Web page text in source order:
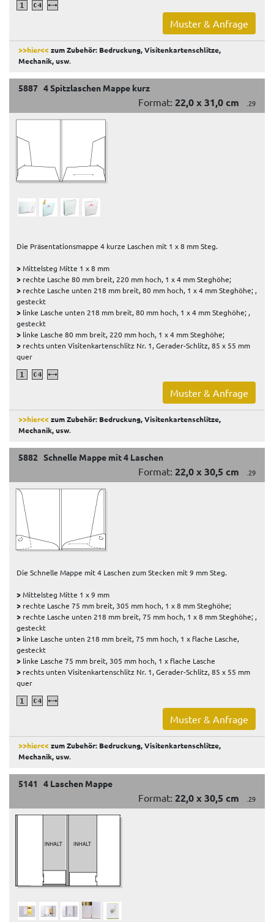
Muster & Anfrage
>>hier<<zum Zubehör: Bedruckung, Visitenkartenschlitze,
Mechanik, usw.
5887 4 Spitzlaschen Mappe kurz
Format: 22,0 x 31,0 cm .29
Die Präsentationsmappe 4 kurze Laschen mit 1 x 8 mm Steg.
>Mittelsteg Mitte 1 x 8 mm
> rechte Lasche 80 mm breit, 220 mm hoch, 1 x 4 mm Steghöhe;
> rechte Lasche unten 218 mm breit, 80 mm hoch, 1 x 4 mm Steghöhe; ,
gesteckt
> linke Lasche unten 218 mm breit, 80 mm hoch, 1 x 4 mm Steghöhe; ,
gesteckt
> linke Lasche 80 mm breit, 220 mm hoch, 1 x 4 mm Steghöhe;
> rechts unten Visitenkartenschlitz Nr. 1, Gerader-Schlitz, 85 x 55 mm
quer
Muster & Anfrage
>>hier<<zum Zubehör: Bedruckung, Visitenkartenschlitze,
Mechanik, usw.
5882 Schnelle Mappe mit 4 Laschen
Format: 22,0 x 30,5 cm .29
Die Schnelle Mappe mit 4 Laschen zum Stecken mit 9 mm Steg.
>Mittelsteg Mitte 1 x 9 mm
> rechte Lasche 75 mm breit, 305 mm hoch, 1 x 8 mm Steghöhe;
> rechte Lasche unten 218 mm breit, 75 mm hoch, 1 x 8 mm Steghöhe; ,
gesteckt
> linke Lasche unten 218 mm breit, 75 mm hoch, 1 x flache Lasche,
gesteckt
> linke Lasche 75 mm breit, 305 mm hoch, 1 x flache Lasche
> rechts unten Visitenkartenschlitz Nr. 1, Gerader-Schlitz, 85 x 55 mm
quer
Muster & Anfrage
>>hier<<zum Zubehör: Bedruckung, Visitenkartenschlitze,
Mechanik, usw.
5141 4 Laschen Mappe
Format: 22,0 x 30,5 cm .29